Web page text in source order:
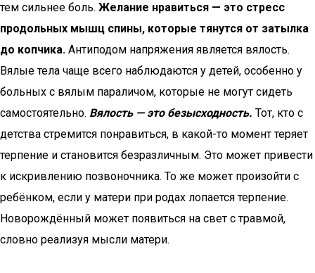
тем сильнее боль. Желание нравиться — это стресс
продольных мышц спины, которые тянутся от затылка
до копчика. Антиподом напряжения является вялость.
Вялые тела чаще всего наблюдаются у детей, особенно у
больных с вялым параличом, которые не могут сидеть
самостоятельно. Вялость — это безысходность. Тот, кто с
детства стремится понравиться, в какой-то момент теряет
терпение и становится безразличным. Это может привести
к искривлению позвоночника. То же может произойти с
ребёнком, если у матери при родах лопается терпение.
Новорождённый может появиться на свет с травмой,
словно реализуя мысли матери.